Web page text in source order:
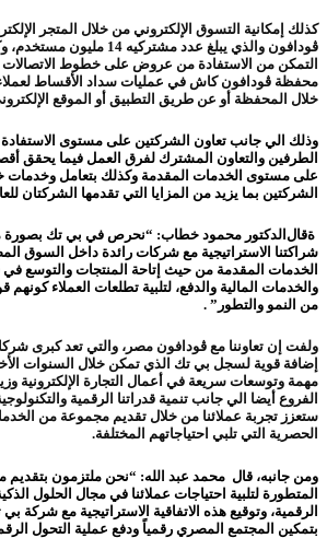
كذلك إمكانية التسوق الإلكتروني من خلال المتجر
ڤودافون والذي يبلغ عدد
التمكن من الاستفادة من عروض على خطوط الاتصالات
محفظة ڤودافون كاش في عمليات سداد الأقساط لعملاء
خلال المحفظة أو عن طريق التطبيق أو الموقع
وذلك الي جانب تعاون الشركتين على مستوى الاستفادة
الطرفين والتعاون المشترك لفرق العمل فيما يحقق
على مستوى الخدمات المقدمة وكذلك بتعامل
الشركتين بما يزيد من المزايا التي تقدمها الشركتان
الدكتور محمود خطاب:
“نحرص في بي تك بصورة
شراكتنا الاستراتيجية مع شركات رائدة داخل السوق
الخدمات المقدمة من حيث إتاحة المنتجات والتوسع
والخدمات المالية والدفع، لتلبية تطلعات العملاء كونهم
من النمو والتطور” .
ولفت إن تعاوننا مع ڤودافون مصر، والتي تعد كبرى
إضافة قوية لسجل بي تك الذي تمكن خلال السنوات
مهمة وتوسعات سريعة في أعمال التجارة الإلكترونية
الفروع أيضا الي جانب تنمية قدراتنا الرقمية
ستعزز تجربة عملائنا من خلال تقديم مجموعة من
الحصرية التي تلبي احتياجاتهم المختلفة.
ومن جانبه، قال محمد عبد الله:
“نحن ملتزمون بتقديم
المتطورة لتلبية احتياجات عملائنا في مجال الحلول
الرقمية، وتوقيع هذه الاتفاقية الاستراتيجية مع شركة بي
بتمكين المجتمع المصري رقمياً ودفع عملية التحول